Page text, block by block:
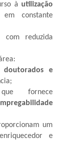
à utilização
constante
com reduzida
doutorados e
que fornece
um
e